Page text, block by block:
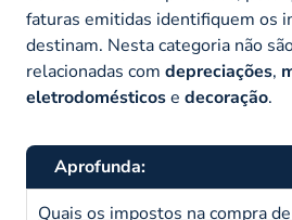
faturas emitidas identifiquem os
destinam. Nesta categoria não
relacionadas com depreciações,
eletrodomésticose decoração.
Aprofunda:
Quais os impostos na compra